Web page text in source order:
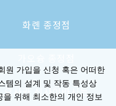
화롄 종정점
오사카 신사이바시는
원 가입을 신청 혹은 어떠한
템의 설계 및 작동 특성상
위해 최소한의 개인 정보